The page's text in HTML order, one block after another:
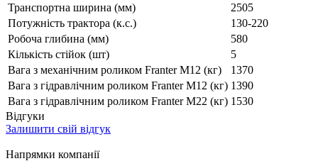
Транспортна ширина (мм)
2505
Потужність трактора (к.с.)
130-220
Робоча глибина (мм)
580
Кількість стійок (шт)
5
Вага з механічним роликом Franter M12 (кг)
1370
Вага з гідравлічним роликом Franter M12 (кг) 1390
Вага з гідравлічним роликом Franter M22 (кг) 1530
Відгуки
Залишити свій відгук
Напрямки компанії